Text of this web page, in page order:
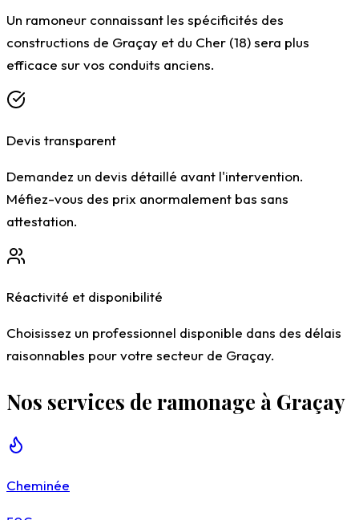
Un ramoneur connaissant les spécificités des
constructions de Graçay et du Cher (18) sera plus
efficace sur vos conduits anciens.
Devis transparent
Demandez un devis détaillé avant l'intervention.
Méfiez-vous des prix anormalement bas sans
attestation.
Réactivité et disponibilité
Choisissez un professionnel disponible dans des délais
raisonnables pour votre secteur de Graçay.
Nos services de ramonage à Graçay
Cheminée